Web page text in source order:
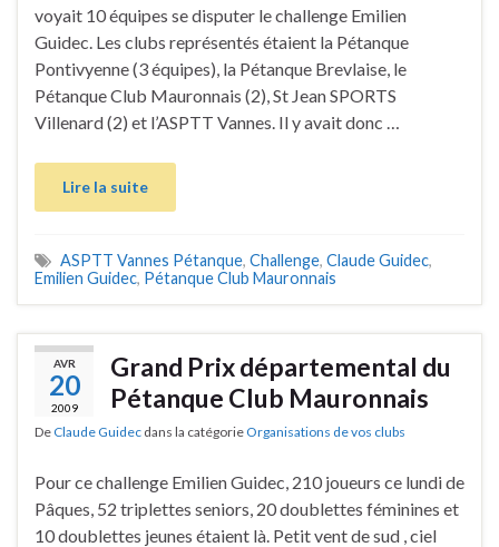
voyait 10 équipes se disputer le challenge Emilien
Guidec. Les clubs représentés étaient la Pétanque
Pontivyenne (3 équipes), la Pétanque Brevlaise, le
Pétanque Club Mauronnais (2), St Jean SPORTS
Villenard (2) et l’ASPTT Vannes. Il y avait donc …
Lire la suite
ASPTT Vannes Pétanque, Challenge, Claude Guidec,
Emilien Guidec, Pétanque Club Mauronnais
AVR
20
2009
Grand Prix départemental du
Pétanque Club Mauronnais
De Claude Guidec dans la catégorie Organisations de vos clubs
Pour ce challenge Emilien Guidec, 210 joueurs ce lundi de
Pâques, 52 triplettes seniors, 20 doublettes féminines et
10 doublettes jeunes étaient là. Petit vent de sud , ciel